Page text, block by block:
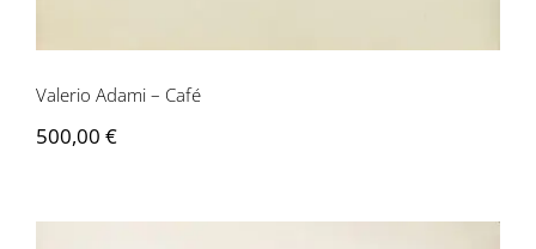
Valerio Adami – Café
500,00 €